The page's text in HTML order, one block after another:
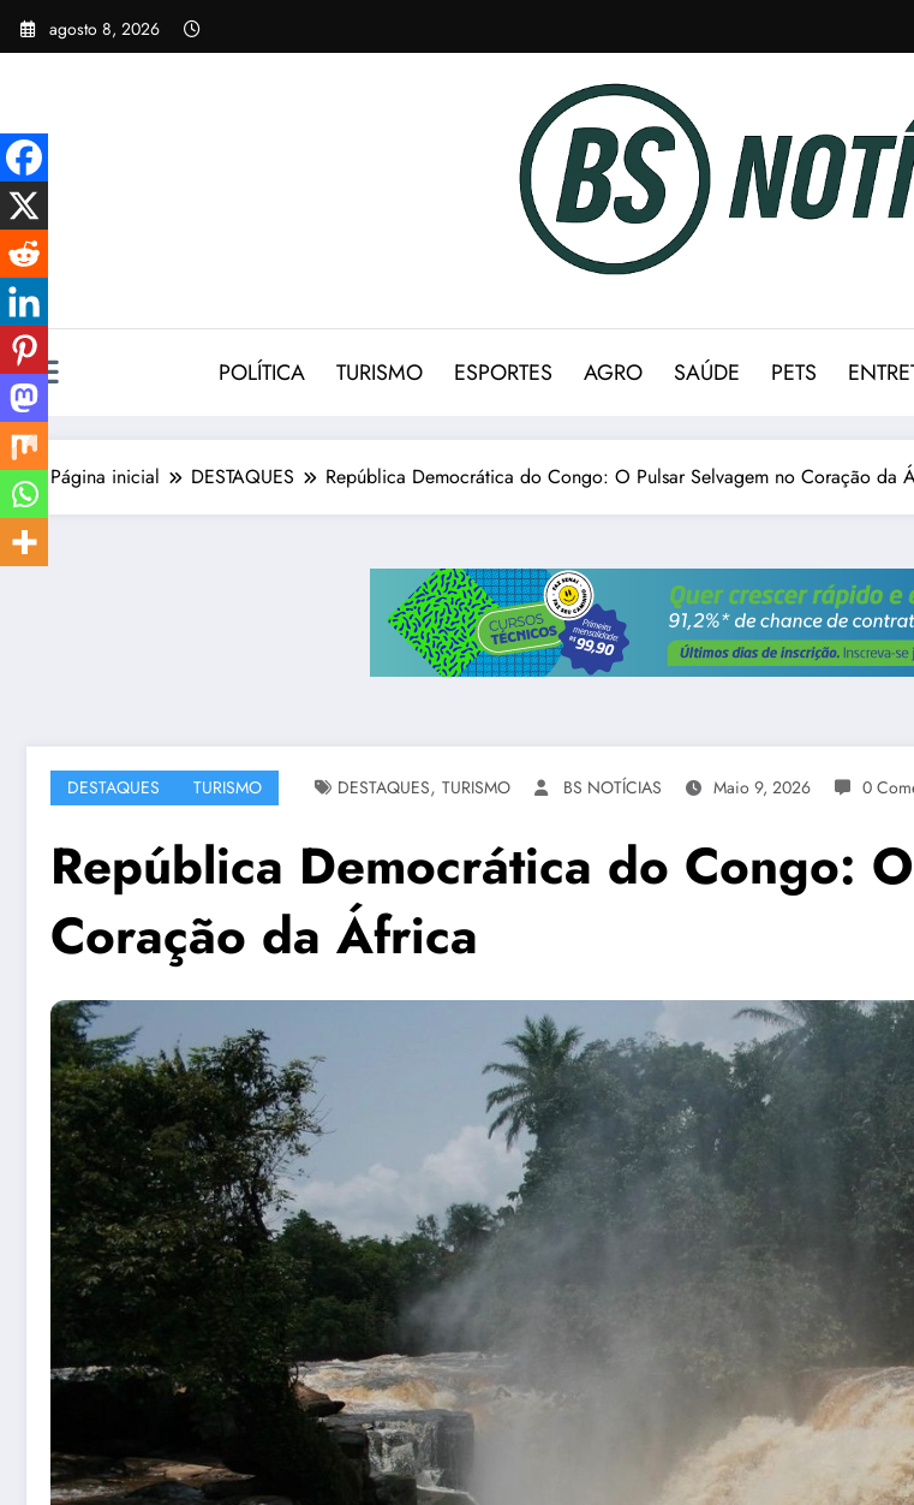
Pular
para
agosto 8, 2026
POLÍTICA TURISMO ESPORTES AGRO SAÚDE PETS
Página inicial DESTAQUES República Democrática do Congo: O Pulsar Selvagem no Coração da
DESTAQUES TURISMO DESTAQUES, TURISMO BS NOTÍCIAS Maio 9, 2026 0
República Democrática do Congo:
Coração da África